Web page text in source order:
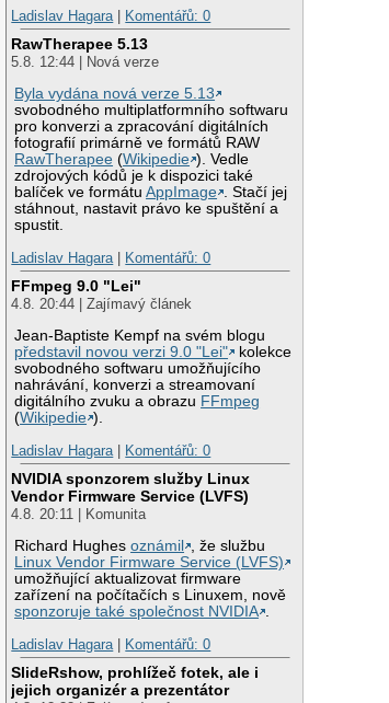
Ladislav Hagara
Komentářů: 0
RawTherapee 5.13
5.8. 12:44 | Nová verze
Byla vydána nová verze 5.13
svobodného multiplatformního softwaru
pro konverzi a zpracování digitálních
fotografií primárně ve formátů RAW
RawTherapee (Wikipedie ). Vedle
zdrojových kódů je k dispozici také
balíček ve formátuAppImage . Stačí jej
stáhnout, nastavit právo ke spuštění a
spustit.
Ladislav Hagara
Komentářů: 0
FFmpeg 9.0 "Lei"
4.8. 20:44 | Zajímavý článek
Jean-Baptiste Kempf na svém blogu
představil novou verzi 9.0 "Lei"
kolekce
svobodného softwaru umožňujícího
nahrávání, konverzi a streamovaní
digitálního zvuku a obrazu FFmpeg
(Wikipedie ).
Ladislav Hagara
Komentářů: 0
NVIDIA sponzorem služby Linux
Vendor Firmware Service (LVFS)
4.8. 20:11 | Komunita
Richard Hughesoznámil
, že službu
Linux Vendor Firmware Service (LVFS)
umožňující aktualizovat firmware
zařízení na počítačích s Linuxem, nově
sponzoruje také společnost NVIDIA .
Ladislav Hagara | Komentářů: 0
SlideRshow, prohlížeč fotek, ale i
jejich organizér a prezentátor